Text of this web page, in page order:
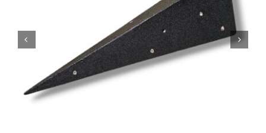
OFERTAS-PACKS
SOBRE NOSOTROS